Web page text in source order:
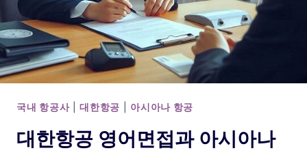
국내 항공사|대한항공 아시아나 항공
대한항공 영어면접과 아시아나